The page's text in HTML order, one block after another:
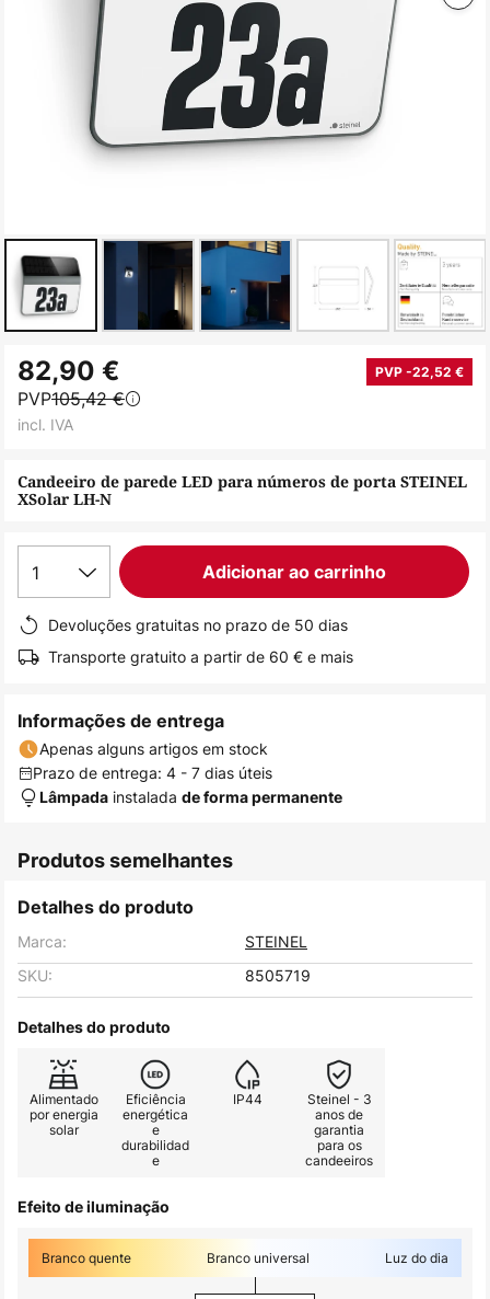
para
início
Galeria
de
imagens
Candeeiro de parede LED para números de porta STEINEL
XSolar LH-N
82,90 € PVP -22,52 €
PVP105,42 €
incl. IVA
1 Adicionar ao carrinho
Devoluções gratuitas no prazo de 50 dias
Transporte gratuito a partir de 60 € e mais
Informações de entrega
Apenas alguns artigos em stock
Prazo de entrega: 4 - 7 dias úteis
Lâmpada instalada de forma permanente
Produtos semelhantes
Detalhes do produto
Marca:
STEINEL
SKU:
8505719
Detalhes do produto
Alimentado
por energia
solar
Eficiência
energética
e
durabilidad
e
IP44
Steinel - 3
anos de
garantia
para os
candeeiros
Efeito de iluminação
Branco quente Branco universal Luz do dia